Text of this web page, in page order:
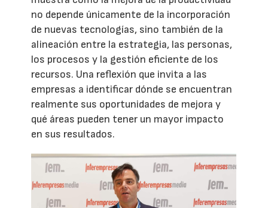
no depende únicamente de la incorporación
de nuevas tecnologías, sino también de la
alineación entre la estrategia, las personas,
los procesos y la gestión eficiente de los
recursos. Una reflexión que invita a las
empresas a identificar dónde se encuentran
realmente sus oportunidades de mejora y
qué áreas pueden tener un mayor impacto
en sus resultados.